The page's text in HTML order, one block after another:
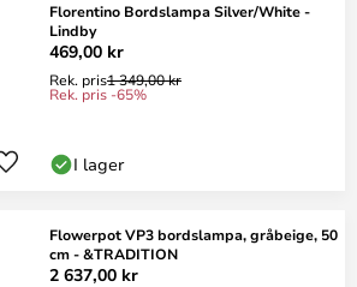
Florentino Bordslampa Silver/White -
Lindby
469,00 kr
Rek. pris1 349,00 kr
Rek. pris -65%
I lager
Flowerpot VP3 bordslampa, gråbeige, 50
cm - &TRADITION
2 637,00 kr